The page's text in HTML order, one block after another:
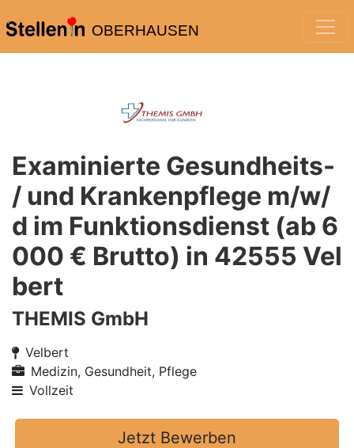
OBERHAUSEN
Examinierte Gesundheits-
/ und Krankenpflege m/w/
d im Funktionsdienst (ab 6
000 € Brutto) in 42555 Vel
bert
THEMIS GmbH
Velbert
Medizin, Gesundheit, Pflege
Vollzeit
Jetzt Bewerben